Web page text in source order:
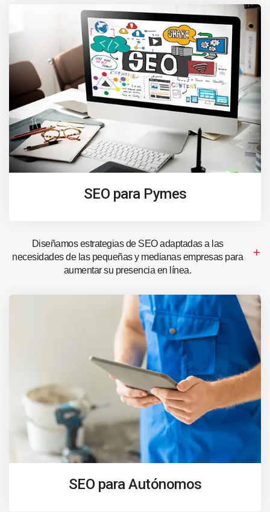
SEO para Pymes
Diseñamos estrategias de SEO adaptadas a las
necesidades de las pequeñas y medianas empresas para
aumentar su presencia en línea.
SEO para Autónomos